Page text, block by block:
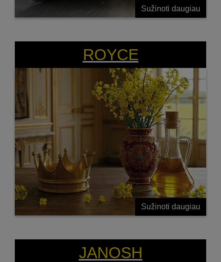
Sužinoti daugiau
ROYCE
Sužinoti daugiau
JANOSH